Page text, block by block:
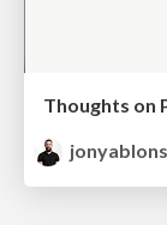
Thoughts on